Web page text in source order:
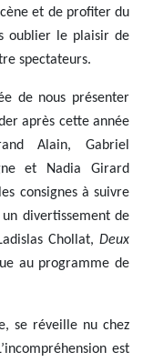
et de profiter du
oublier le plaisir de
spectateurs.
de nous présenter
après cette année
Alain, Gabriel
et Nadia Girard
consignes à suivre
divertissement de
Chollat, Deux
au programme de
se réveille nu chez
est